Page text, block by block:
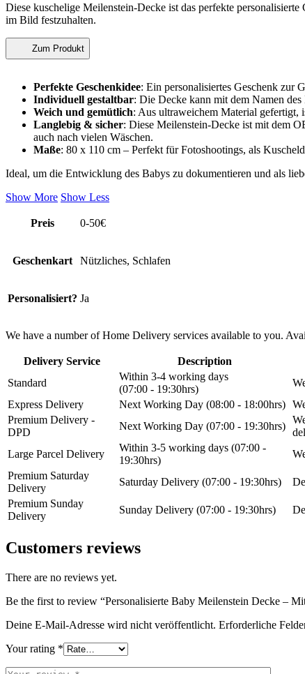
Diese kuschelige Meilenstein-Decke ist das perfekte
im Bild festzuhalten.
Zum Produkt
Perfekte Geschenkidee: Ein personalisiertes Geschenk zur
Individuell gestaltbar: Die Decke kann mit dem Namen
Weich und gemütlich: Aus ultraweichem Material gefertigt,
Langlebig & sicher: Diese Meilenstein-Decke ist mit dem
auch nach vielen Wäschen.
Maße: 80 x 110 cm – Perfekt für Fotoshootings, als
Ideal, um die Entwicklung des Babys zu dokumentieren und als
Show More Show Less
Preis 0-50€
Geschenkart Nützliches, Schlafen
Personalisiert? Ja
We have a number of Home Delivery services available to you.
Delivery Service Description
Standard
Within 3-4 working days
(07:00 - 19:30hrs)
Express Delivery
Next Working Day (08:00 - 18:00hrs)
Premium Delivery -
DPD
Next Working Day (07:00 - 19:30hrs)
Large Parcel Delivery
Within 3-5 working days (07:00 -
19:30hrs)
Premium Saturday
Delivery
Saturday Delivery (07:00 - 19:30hrs)
Premium Sunday
Delivery
Sunday Delivery (07:00 - 19:30hrs)
Customers reviews
There are no reviews yet.
Be the first to review “Personalisierte Baby Meilenstein Decke –
Deine E-Mail-Adresse wird nicht veröffentlicht. Erforderliche
Your rating *